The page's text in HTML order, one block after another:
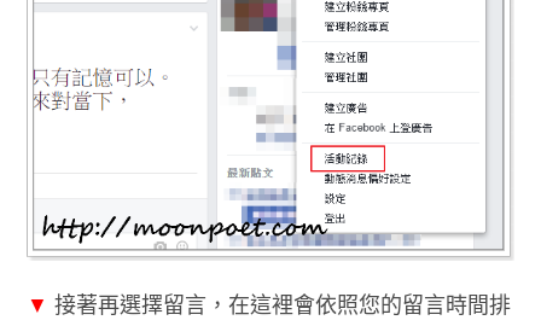
▼ 接著再選擇留言，在這裡會依照您的留言時間排